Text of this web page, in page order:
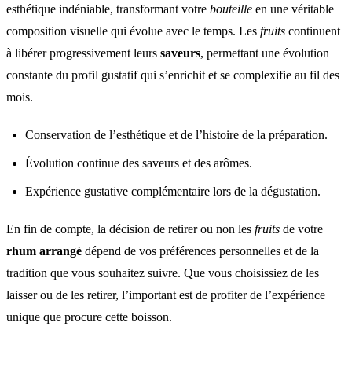
esthétique indéniable, transformant votre bouteille en une véritable
composition visuelle qui évolue avec le temps. Les fruits continuent
à libérer progressivement leurs saveurs, permettant une évolution
constante du profil gustatif qui s’enrichit et se complexifie au fil des
mois.
Conservation de l’esthétique et de l’histoire de la préparation.
Évolution continue des saveurs et des arômes.
Expérience gustative complémentaire lors de la dégustation.
En fin de compte, la décision de retirer ou non les fruits de votre
rhum arrangé dépend de vos préférences personnelles et de la
tradition que vous souhaitez suivre. Que vous choisissiez de les
laisser ou de les retirer, l’important est de profiter de l’expérience
unique que procure cette boisson.